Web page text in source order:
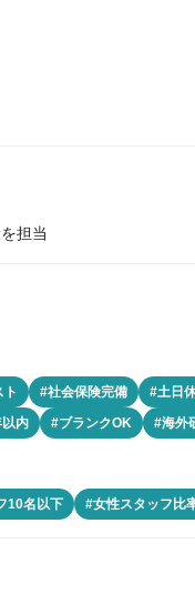
担当
ト #社会保険完備 #土日
内 #ブランクOK #海外
10名以下 #女性スタッフ比